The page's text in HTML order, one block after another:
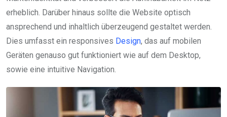
erheblich. Darüber hinaus sollte die Website optisch
ansprechend und inhaltlich überzeugend gestaltet werden.
Dies umfasst ein responsives Design, das auf mobilen
Geräten genauso gut funktioniert wie auf dem Desktop,
sowie eine intuitive Navigation.